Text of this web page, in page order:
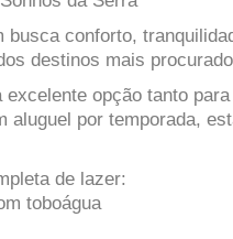
busca conforto,
destinos mais
excelente opção tanto
aluguel por temporada,
de lazer:
toboágua